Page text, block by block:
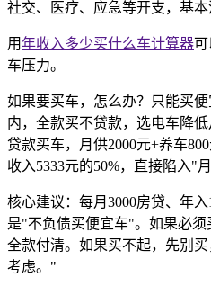
社交、医疗、应急等开支，基本
用年收入多少买什么车计算器可
车压力。
如果要买车，怎么办？只能买
内，全款买不贷款，选电车降
贷款买车，月供2000元+养车
收入5333元的50%，直接陷入"
核心建议：每月3000房贷、年
是"不负债买便宜车"。如果必须
全款付清。如果买不起，先别
考虑。"